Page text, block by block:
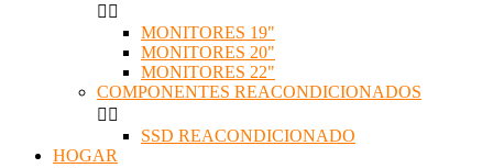
 
MONITORES 19"
MONITORES 20"
MONITORES 22"
COMPONENTES REACONDICIONADOS
 
SSD REACONDICIONADO
HOGAR